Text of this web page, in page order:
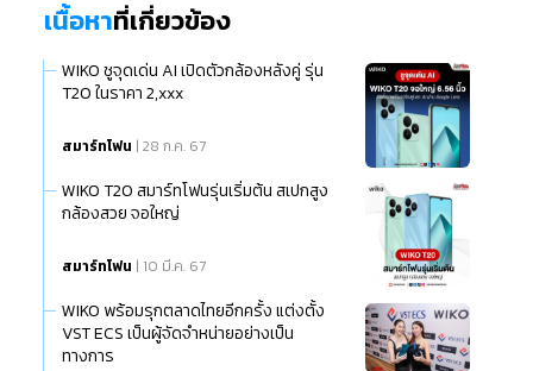
เนื้อหาที่เกี่ยวข้อง
WIKO ชูจุดเด่น AI เปิดตัวกล้องหลังคู่ รุ่น
T20 ในราคา 2,xxx
สมาร์ทโฟน | 28 ก.ค. 67
WIKO T20 สมาร์ทโฟนรุ่นเริ่มต้น สเปกสูง
กล้องสวย จอใหญ่
สมาร์ทโฟน | 10 มี.ค. 67
WIKO พร้อมรุกตลาดไทยอีกครั้ง แต่งตั้ง
VST ECS เป็นผู้จัดจำหน่ายอย่างเป็น
ทางการ